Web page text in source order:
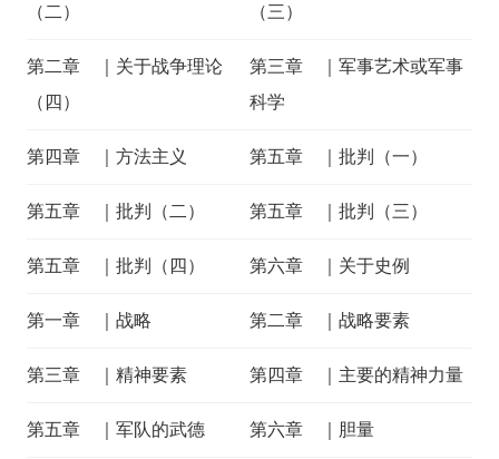
（二）
（三）
第二章 ｜关于战争理论
（四）
第三章 ｜军事艺术或军事
科学
第四章 ｜方法主义 第五章 ｜批判（一）
第五章 ｜批判（二） 第五章 ｜批判（三）
第五章 ｜批判（四） 第六章 ｜关于史例
第一章 ｜战略 第二章 ｜战略要素
第三章 ｜精神要素 第四章 ｜主要的精神力量
第五章 ｜军队的武德 第六章 ｜胆量